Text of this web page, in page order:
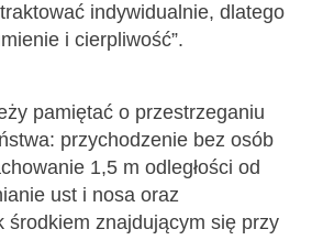
indywidualnie, dlatego
i cierpliwość”.
pamiętać o przestrzeganiu
przychodzenie bez osób
1,5 m odległości od
ust i nosa oraz
środkiem znajdującym się przy